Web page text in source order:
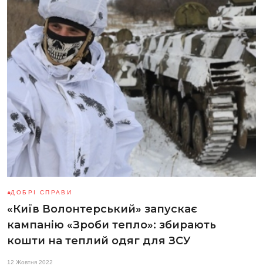
ДОБРІ СПРАВИ
«Київ Волонтерський» запускає
кампанію «Зроби тепло»: збирають
кошти на теплий одяг для ЗСУ
12 Жовтня 2022